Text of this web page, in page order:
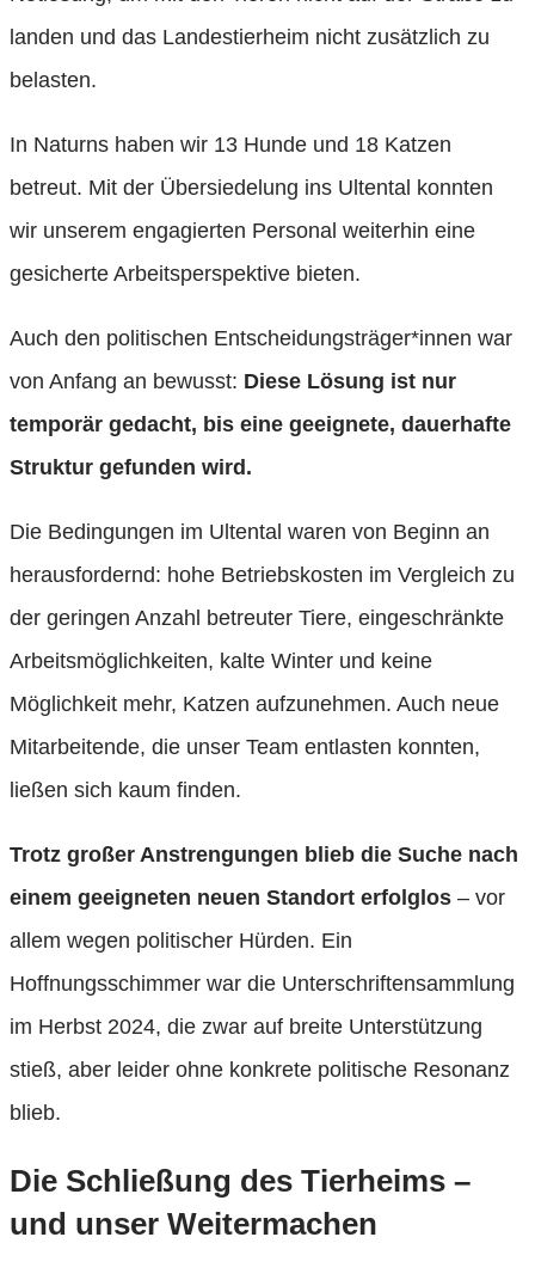
landen und das Landestierheim nicht zusätzlich zu
belasten.
In Naturns haben wir 13 Hunde und 18 Katzen
betreut. Mit der Übersiedelung ins Ultental konnten
wir unserem engagierten Personal weiterhin eine
gesicherte Arbeitsperspektive bieten.
Auch den politischen Entscheidungsträger*innen war
von Anfang an bewusst: Diese Lösung ist nur
temporär gedacht, bis eine geeignete, dauerhafte
Struktur gefunden wird.
Die Bedingungen im Ultental waren von Beginn an
herausfordernd: hohe Betriebskosten im Vergleich zu
der geringen Anzahl betreuter Tiere, eingeschränkte
Arbeitsmöglichkeiten, kalte Winter und keine
Möglichkeit mehr, Katzen aufzunehmen. Auch neue
Mitarbeitende, die unser Team entlasten konnten,
ließen sich kaum finden.
Trotz großer Anstrengungen blieb die Suche nach
einem geeigneten neuen Standort erfolglos – vor
allem wegen politischer Hürden. Ein
Hoffnungsschimmer war die Unterschriftensammlung
im Herbst 2024, die zwar auf breite Unterstützung
stieß, aber leider ohne konkrete politische Resonanz
blieb.
Die Schließung des Tierheims –
und unser Weitermachen